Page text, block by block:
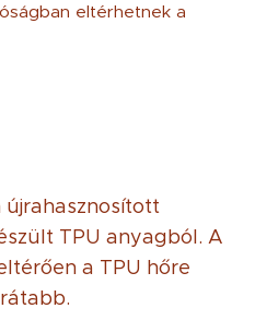
eltérhetnek a
újrahasznosított
TPU anyagból. A
a TPU hőre